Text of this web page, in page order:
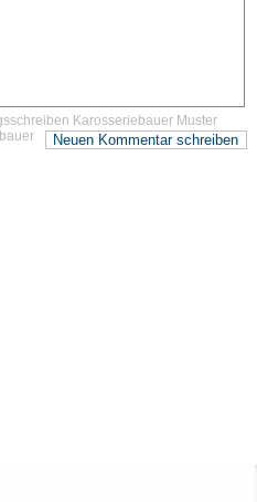
Karosseriebauer Muster
Neuen Kommentar schreiben